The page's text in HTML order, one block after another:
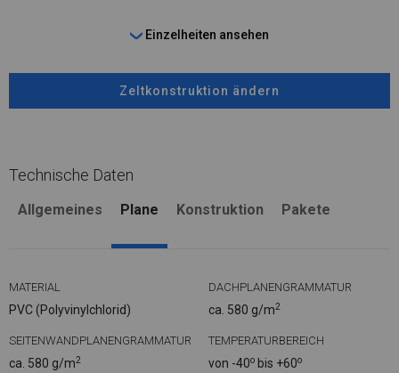
Einzelheiten ansehen
Zeltkonstruktion ändern
Technische Daten
Allgemeines Plane Konstruktion Pakete
MATERIAL
PVC (Polyvinylchlorid)
DACHPLANENGRAMMATUR
ca. 580 g/m2
SEITENWANDPLANENGRAMMATUR
ca. 580 g/m2
TEMPERATURBEREICH
von -40o bis +60o